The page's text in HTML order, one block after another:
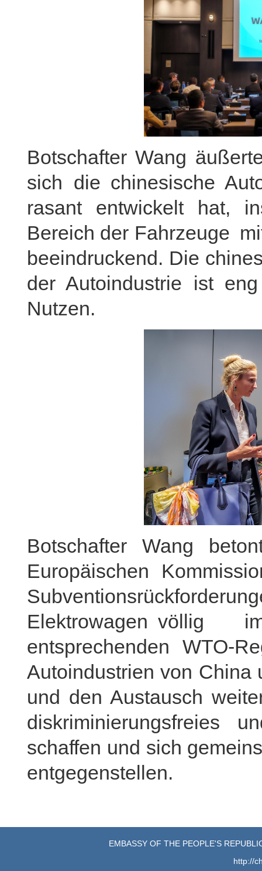
Botschafter Wang
sich die chinesische
rasant entwickelt hat,
Bereich der Fahrzeuge
beeindruckend. Die
der Autoindustrie ist
Nutzen.
Botschafter Wang
Europäischen
Elektrowagen
entsprechenden WTO-
Autoindustrien von
und den Austausch
diskriminierungsfreies
schaffen und sich
entgegenstellen.
EMBASSY OF THE PEOPLE'S
http://